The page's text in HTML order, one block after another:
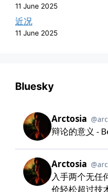
11 June 2025
近况
11 June 2025
Bluesky